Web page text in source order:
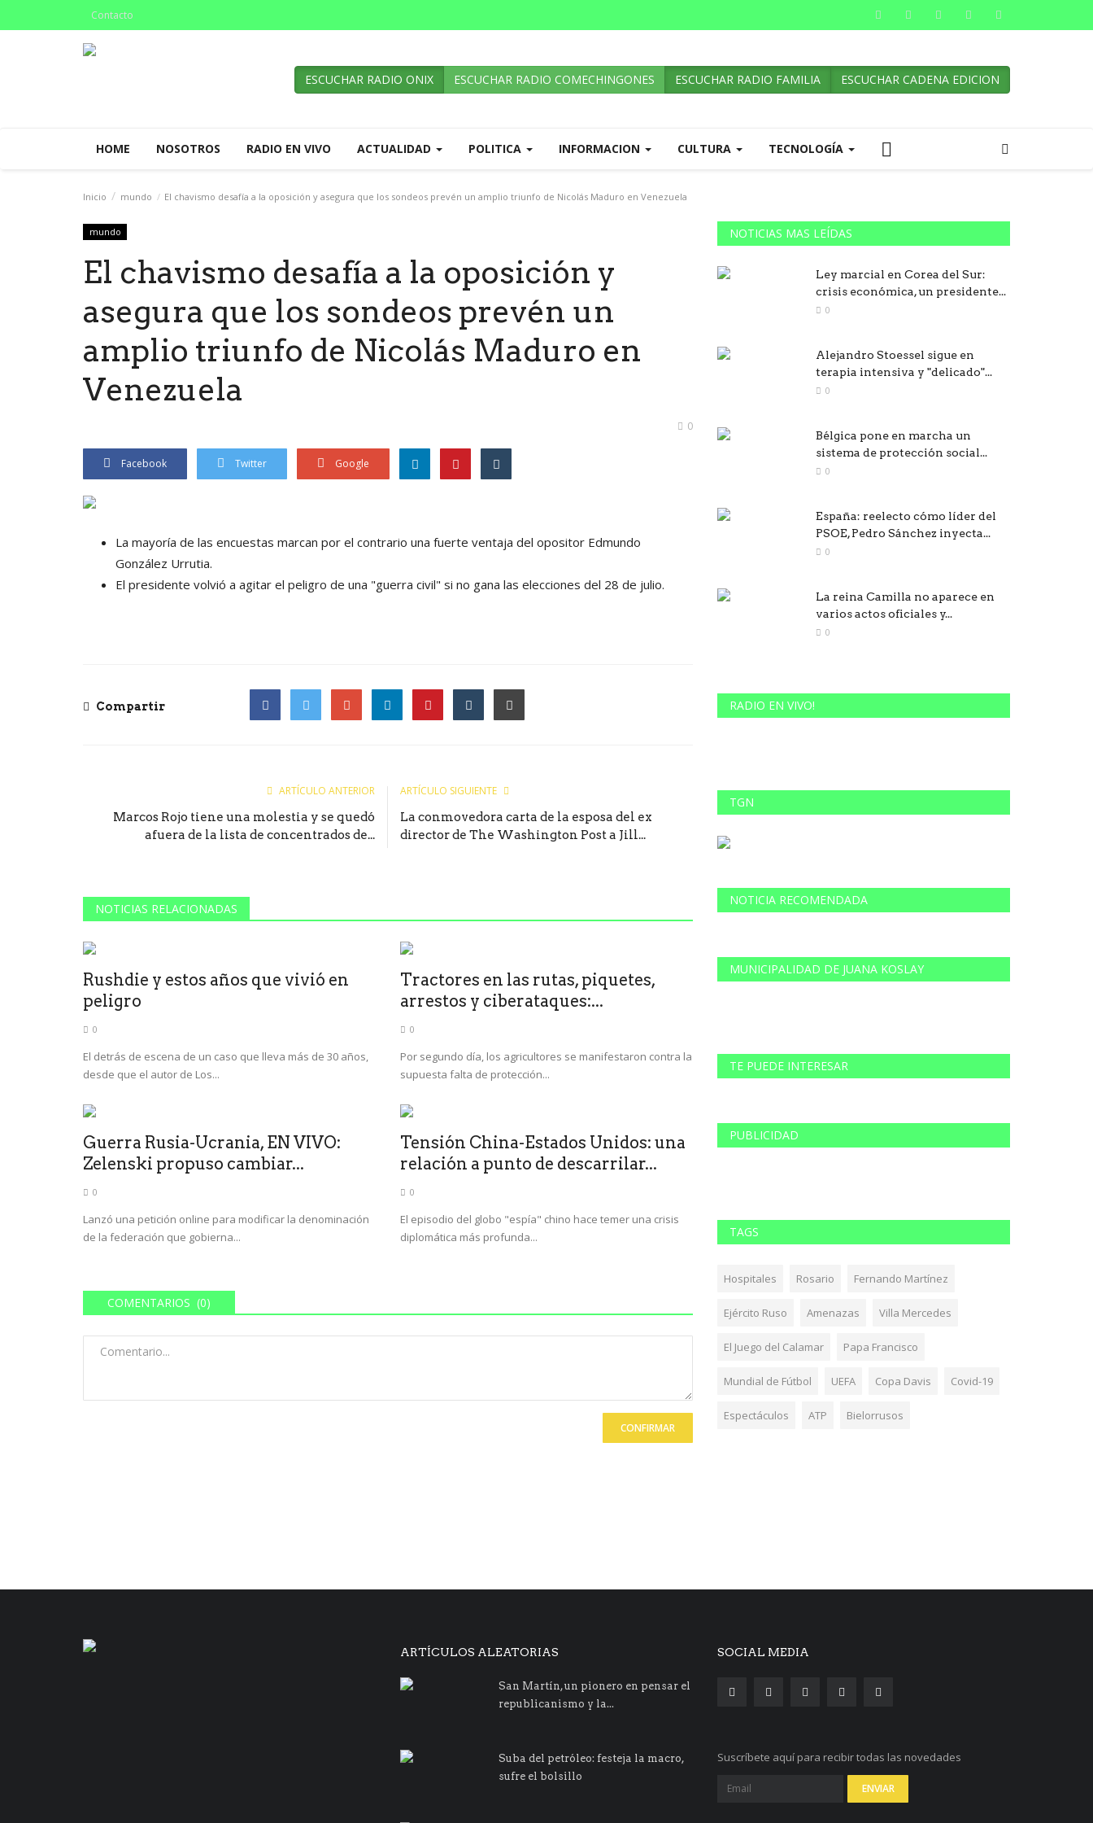
Contacto
ESCUCHAR RADIO ONIX ESCUCHAR RADIO COMECHINGONES ESCUCHAR RADIO FAMILIA ESCUCHAR CADENA EDICION
HOME NOSOTROS RADIO EN VIVO ACTUALIDAD POLITICA INFORMACION CULTURA TECNOLOGÍA
Inicio mundo El chavismo desafía a la oposición y asegura que los sondeos prevén un amplio triunfo de Nicolás Maduro en Venezuela
mundo
El chavismo desafía a la oposición y
asegura que los sondeos prevén un
amplio triunfo de Nicolás Maduro en
Venezuela
0
Facebook Twitter Google
La mayoría de las encuestas marcan por el contrario una fuerte ventaja del opositor Edmundo
González Urrutia.
El presidente volvió a agitar el peligro de una "guerra civil" si no gana las elecciones del 28 de julio.
Compartir
ARTÍCULO ANTERIOR
Marcos Rojo tiene una molestia y se quedó
afuera de la lista de concentrados de...
ARTÍCULO SIGUIENTE
La conmovedora carta de la esposa del ex
director de The Washington Post a Jill...
NOTICIAS RELACIONADAS
Rushdie y estos años que vivió en
peligro
0
El detrás de escena de un caso que lleva más de 30 años,
desde que el autor de Los...
Tractores en las rutas, piquetes,
arrestos y ciberataques:...
0
Por segundo día, los agricultores se manifestaron contra la
supuesta falta de protección...
Guerra Rusia-Ucrania, EN VIVO:
Zelenski propuso cambiar...
0
Lanzó una petición online para modificar la denominación
de la federación que gobierna...
Tensión China-Estados Unidos: una
relación a punto de descarrilar...
0
El episodio del globo "espía" chino hace temer una crisis
diplomática más profunda...
COMENTARIOS (0)
CONFIRMAR
NOTICIAS MAS LEÍDAS
Ley marcial en Corea del Sur:
crisis económica, un presidente...
0
Alejandro Stoessel sigue en
terapia intensiva y "delicado"...
0
Bélgica pone en marcha un
sistema de protección social...
0
España: reelecto cómo líder del
PSOE, Pedro Sánchez inyecta...
0
La reina Camilla no aparece en
varios actos oficiales y...
0
RADIO EN VIVO!
TGN
NOTICIA RECOMENDADA
MUNICIPALIDAD DE JUANA KOSLAY
TE PUEDE INTERESAR
PUBLICIDAD
TAGS
Hospitales Rosario Fernando Martínez
Ejército Ruso Amenazas Villa Mercedes
El Juego del Calamar Papa Francisco
Mundial de Fútbol UEFA Copa Davis Covid-19
Espectáculos ATP Bielorrusos
ARTÍCULOS ALEATORIAS
San Martín, un pionero en pensar el
republicanismo y la...
Suba del petróleo: festeja la macro,
sufre el bolsillo
SOCIAL MEDIA
Suscríbete aquí para recibir todas las novedades